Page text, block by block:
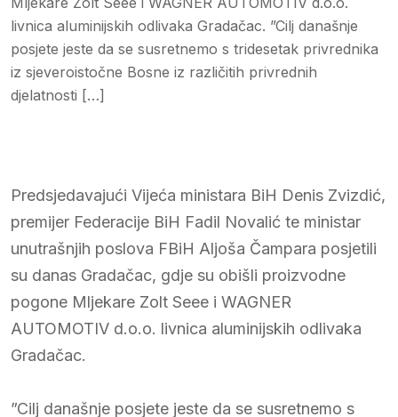
livnica aluminijskih odlivaka Gradačac. ”Cilj današnje
posjete jeste da se susretnemo s tridesetak privrednika
iz sjeveroistočne Bosne iz različitih privrednih
djelatnosti […]
Predsjedavajući Vijeća ministara BiH Denis Zvizdić,
premijer Federacije BiH Fadil Novalić te ministar
unutrašnjih poslova FBiH Aljoša Čampara posjetili
su danas Gradačac, gdje su obišli proizvodne
pogone Mljekare Zolt Seee i WAGNER
AUTOMOTIV d.o.o. livnica aluminijskih odlivaka
Gradačac.
”Cilj današnje posjete jeste da se susretnemo s